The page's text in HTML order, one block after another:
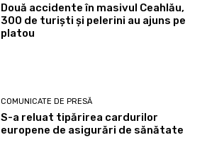
Două accidente în masivul Ceahlău,
300 de turiști și pelerini au ajuns pe
platou
COMUNICATE DE PRESĂ
S-a reluat tipărirea cardurilor
europene de asigurări de sănătate